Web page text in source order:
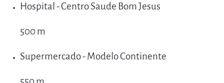
Hospital - Centro Saude Bom Jesus
500 m
Supermercado - Modelo Continente